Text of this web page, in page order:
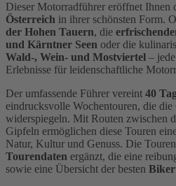
Dieser Motorradführer eröffnet Ihnen
Österreich in ihrer schönsten Form.
der Hohen Tauern, die
und Kärntner Seen oder die
Wald-, Wein- und Mostviertel –
Erlebnisse für leidenschaftliche
Der umfassende Führer vereint 40
eindrucksvolle Wochentouren, die die
widerspiegeln. Mit Routen zwischen
Gipfeln ermöglichen diese Touren
Natur, Kultur und Genuss. Die
Tourendaten ergänzt, die eine
sowie eine Übersicht der besten